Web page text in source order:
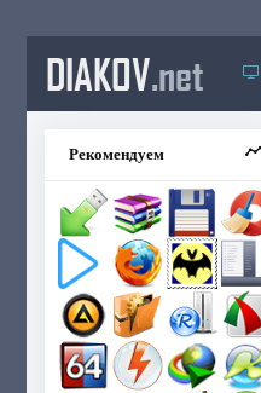
DIAKOV.net
Рекомендуем